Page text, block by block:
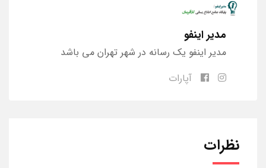
مدیر اینفو
مدیر اینفو یک رسانه در شهر تهران می باشد
آپارات
نظرات